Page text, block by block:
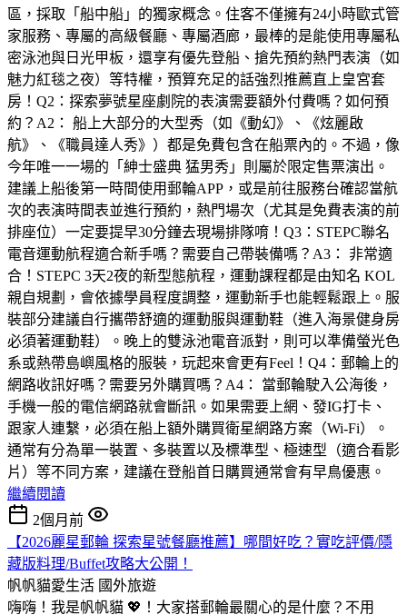
區，採取「船中船」的獨家概念。住客不僅擁有24小時歐式管
家服務、專屬的高級餐廳、專屬酒廊，最棒的是能使用專屬私
密泳池與日光甲板，還享有優先登船、搶先預約熱門表演（如
魅力紅毯之夜）等特權，預算充足的話強烈推薦直上皇宮套
房！Q2：探索夢號星座劇院的表演需要額外付費嗎？如何預
約？A2： 船上大部分的大型秀（如《動幻》、《炫麗啟
航》、《職員達人秀》）都是免費包含在船票內的。不過，像
今年唯一一場的「紳士盛典 猛男秀」則屬於限定售票演出。
建議上船後第一時間使用郵輪APP，或是前往服務台確認當航
次的表演時間表並進行預約，熱門場次（尤其是免費表演的前
排座位）一定要提早30分鐘去現場排隊唷！Q3：STEPC聯名
電音運動航程適合新手嗎？需要自己帶裝備嗎？A3： 非常適
合！STEPC 3天2夜的新型態航程，運動課程都是由知名 KOL
親自規劃，會依據學員程度調整，運動新手也能輕鬆跟上。服
裝部分建議自行攜帶舒適的運動服與運動鞋（進入海景健身房
必須著運動鞋）。晚上的雙泳池電音派對，則可以準備螢光色
系或熱帶島嶼風格的服裝，玩起來會更有Feel！Q4：郵輪上的
網路收訊好嗎？需要另外購買嗎？A4： 當郵輪駛入公海後，
手機一般的電信網路就會斷訊。如果需要上網、發IG打卡、
跟家人連繫，必須在船上額外購買衛星網路方案（Wi-Fi）。
通常有分為單一裝置、多裝置以及標準型、極速型（適合看影
片）等不同方案，建議在登船首日購買通常會有早鳥優惠。
繼續閱讀
2個月前
【2026麗星郵輪 探索星號餐廳推薦】哪間好吃？實吃評價/隱
藏版料理/Buffet攻略大公開！
帆帆貓愛生活 國外旅遊
嗨嗨！我是帆帆貓 💖！大家搭郵輪最關心的是什麼？不用